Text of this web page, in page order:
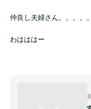
仲良し夫婦さん。。。。。
わはははー